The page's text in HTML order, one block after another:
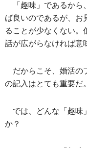
「趣味」であるか
ば良いのであるが、お
ることが少なくない。
話が広がらなければ意
だからこそ、婚活の
の記入はとても重要だ。
では、どんな「趣味
か？